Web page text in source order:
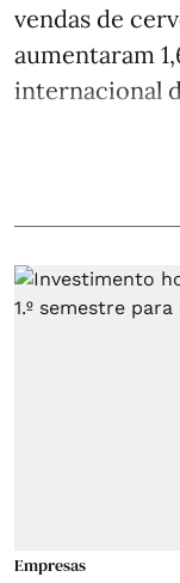
vendas de
aumentaram
internacional
Empresas